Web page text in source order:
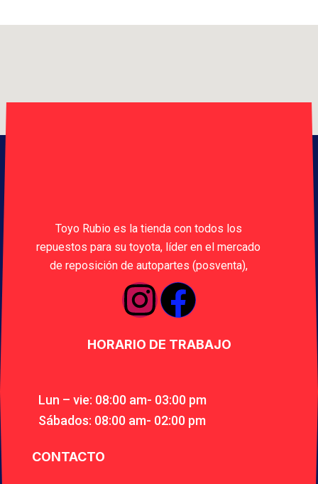
Toyo Rubio es la tienda con todos los
repuestos para su toyota, líder en el mercado
de reposición de autopartes (posventa),
HORARIO DE TRABAJO
Lun – vie: 08:00 am- 03:00 pm
Sábados: 08:00 am- 02:00 pm
CONTACTO